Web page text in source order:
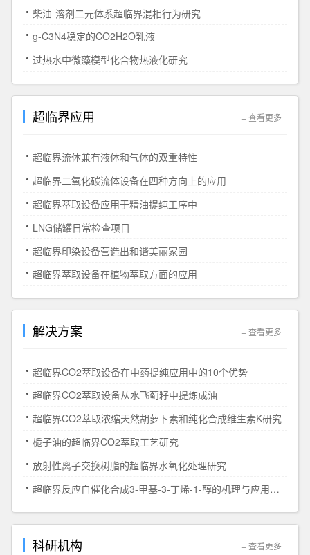
求：超临界
近年来发展
烤干燥等在
干燥过程中
免地造成物
柴油-溶剂二元体系超临界混相行为研究
g-C3N4稳定的CO2H2O乳液
过热水中微藻模型化合物热液化研究
超临界应用 + 查看更多
超临界流体兼有液体和气体的双重特性
超临界二氧化碳流体设备在四种方向上的应用
超临界萃取设备应用于精油提纯工序中
LNG储罐日常检查项目
超临界印染设备营造出和谐美丽家园
超临界萃取设备在植物萃取方面的应用
解决方案 + 查看更多
超临界CO2萃取设备在中药提纯应用中的10个优势
超临界CO2萃取设备从水飞蓟籽中提炼成油
超临界CO2萃取浓缩天然胡萝卜素和纯化合成维生素K研究
栀子油的超临界CO2萃取工艺研究
放射性离子交换树脂的超临界水氧化处理研究
超临界反应自催化合成3-甲基-3-丁烯-1-醇的机理与应用研究
科研机构 + 查看更多